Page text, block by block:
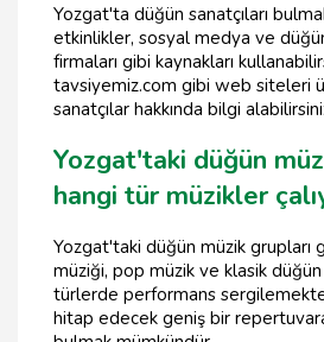
Yozgat'ta düğün sanatçıları
etkinlikler, sosyal medya ve
firmaları gibi kaynakları
tavsiyemiz.com gibi web siteleri
sanatçılar hakkında bilgi
Yozgat'taki düğün
hangi tür müzikler
Yozgat'taki düğün müzik grupları
müziği, pop müzik ve klasik düğün
türlerde performans
hitap edecek geniş bir